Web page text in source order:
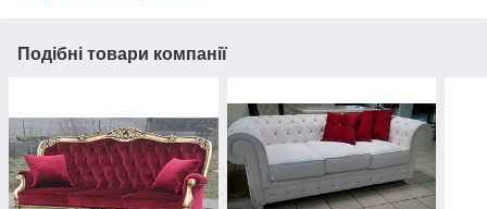
Подібні товари компанії